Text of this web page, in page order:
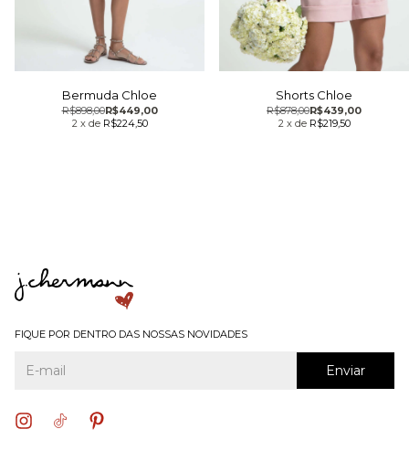
Bermuda Chloe
R$449,00
R$898,00
2 x de R$224,50
Shorts Chloe
R$439,00
R$878,00
2 x de R$219,50
FIQUE POR DENTRO DAS NOSSAS NOVIDADES